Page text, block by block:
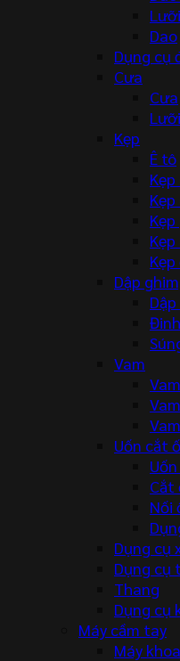
Dao
Dụng cụ
Cưa
Cưa
Kẹp
Ê tô
Dập
Vam
Uốn cắt
Cắt
Nối
Dụng cụ
Dụng cụ
Thang
Dụng cụ
Máy cầm tay
Máy